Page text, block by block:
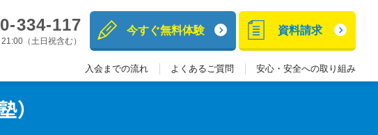
今すぐ無料体験 資料請求
334-117
（土日祝含む）
入会までの流れ よくあるご質問 安心・安全への取り組み
）